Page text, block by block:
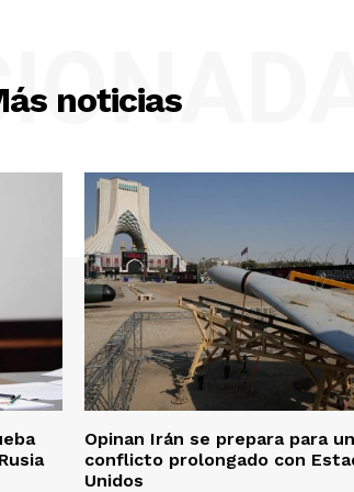
noticias
Opinan Irán se prepara para un
conflicto prolongado con
Unidos